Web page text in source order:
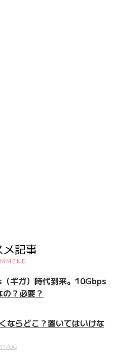
メ記事
ギガ）時代到来。10Gbps
？必要？
ならどこ？置いてはいけな
06